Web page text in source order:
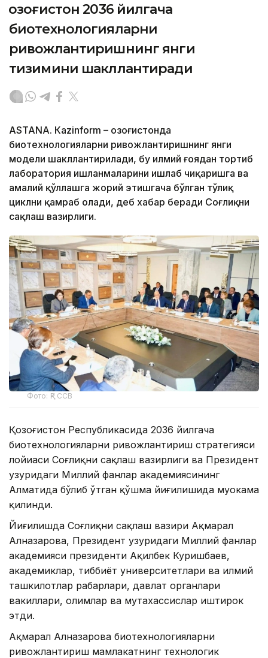
Қозоғистон 2036 йилгача
биотехнологияларни
ривожлантиришнинг янги
тизимини шакллантиради
ASTANА. Кazinform – Қозоғистонда
биотехнологияларни ривожлантиришнинг янги
модели шакллантирилади, бу илмий ғоядан тортиб
лаборатория ишланмаларини ишлаб чиқаришга ва
амалий қўллашга жорий этишгача бўлган тўлиқ
циклни қамраб олади, деб хабар беради Соғлиқни
сақлаш вазирлиги.
Фото: ҚР ССВ
Қозоғистон Республикасида 2036 йилгача
биотехнологияларни ривожлантириш стратегияси
лойиҳаси Соғлиқни сақлаш вазирлиги ва Президент
ҳузуридаги Миллий фанлар академиясининг
Алматида бўлиб ўтган қўшма йиғилишида муҳокама
қилинди.
Йиғилишда Соғлиқни сақлаш вазири Ақмарал
Алназарова, Президент ҳузуридаги Миллий фанлар
академияси президенти Ақилбек Куришбаев,
академиклар, тиббиёт университетлари ва илмий
ташкилотлар раҳбарлари, давлат органлари
вакиллари, олимлар ва мутахассислар иштирок
этди.
Ақмарал Алназарова биотехнологияларни
ривожлантириш мамлакатнинг технологик